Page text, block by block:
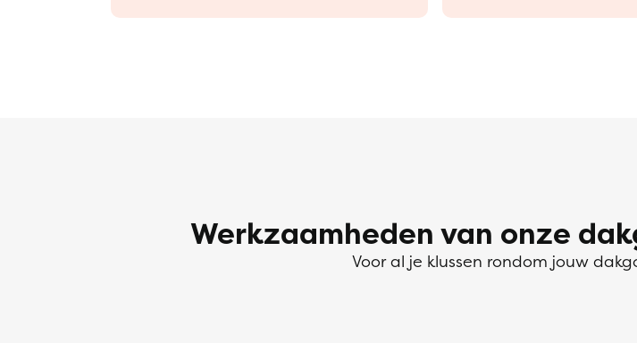
Werkzaamheden van onze
Voor al je klussen rondom jouw